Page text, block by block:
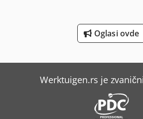
Oglasi ovde
Werktuigen.rs je